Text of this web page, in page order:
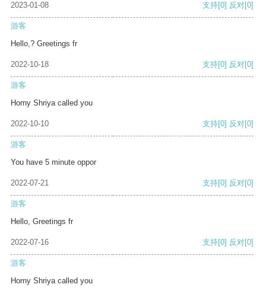
2023-01-08 支持[0] 反对[0]
游客
Hello,? Greetings fr
2022-10-18 支持[0] 反对[0]
游客
Horny Shriya called you
2022-10-10 支持[0] 反对[0]
游客
You have 5 minute oppor
2022-07-21 支持[0] 反对[0]
游客
Hello, Greetings fr
2022-07-16 支持[0] 反对[0]
游客
Horny Shriya called you